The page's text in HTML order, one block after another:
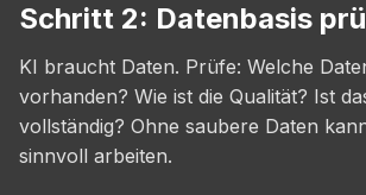
Schritt 2: Datenbasis
KI braucht Daten. Prüfe: Welche
vorhanden? Wie ist die Qualität? Ist
vollständig? Ohne saubere Daten
sinnvoll arbeiten.